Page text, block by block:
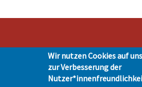
Stadt Hohen Neuendorf • Oranienburger Str. 2
Telefon 03303-528-0
Impressum|Presse|Datenschutz| © Hohen-
Wir nutzen Cookies auf
zur Verbesserung der